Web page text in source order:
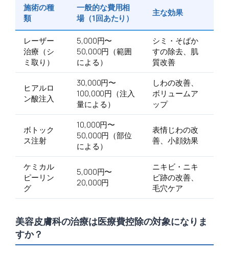
施術の種
類
一般的な費用相
場（1回あたり）
主な効果
レーザー
治療（シ
ミ取り）
5,000円〜
50,000円（範囲
による）
シミ・そばか
すの除去、肌
質改善
ヒアルロ
ン酸注入
30,000円〜
100,000円（注入
量による）
しわの改善、
ボリュームア
ップ
ボトック
ス注射
10,000円〜
50,000円（部位
による）
表情じわの改
善、小顔効果
ケミカル
ピーリン
グ
5,000円〜
20,000円
ニキビ・ニキ
ビ跡の改善、
毛穴ケア
美容皮膚科の治療は医療費控除の対象になりま
すか？